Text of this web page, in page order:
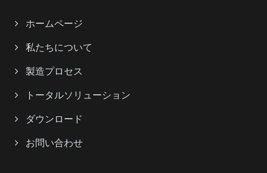
ホームページ
私たちについて
製造プロセス
トータルソリューション
ダウンロード
お問い合わせ